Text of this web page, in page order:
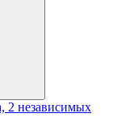
2 независимых